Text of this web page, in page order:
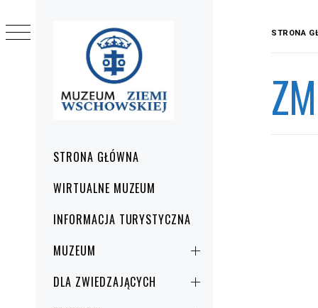
główneSTRONA GŁÓWNA
WIRTUALNE MUZEUM
INFORMACJA TURYSTYCZNA
MUZEUM
DLA ZWIEDZAJĄCYCH
STRONA